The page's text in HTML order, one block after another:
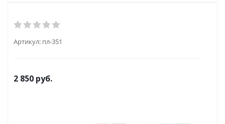
Артикул: пл-351
2 850 руб.